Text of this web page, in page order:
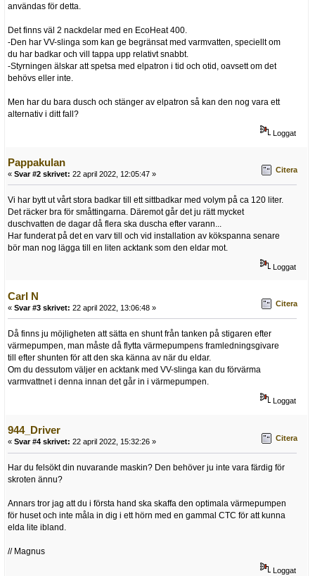
användas för detta.
Det finns väl 2 nackdelar med en EcoHeat 400.
-Den har VV-slinga som kan ge begränsat med varmvatten, speciellt om
du har badkar och vill tappa upp relativt snabbt.
-Styrningen älskar att spetsa med elpatron i tid och otid, oavsett om det
behövs eller inte.
Men har du bara dusch och stänger av elpatron så kan den nog vara ett
alternativ i ditt fall?
Loggat
Pappakulan
« Svar #2 skrivet: 22 april 2022, 12:05:47 » Citera
Vi har bytt ut vårt stora badkar till ett sittbadkar med volym på ca 120 liter.
Det räcker bra för småttingarna. Däremot går det ju rätt mycket
duschvatten de dagar då flera ska duscha efter varann...
Har funderat på det en varv till och vid installation av kökspanna senare
bör man nog lägga till en liten acktank som den eldar mot.
Loggat
Carl N
« Svar #3 skrivet: 22 april 2022, 13:06:48 » Citera
Då finns ju möjligheten att sätta en shunt från tanken på stigaren efter
värmepumpen, man måste då flytta värmepumpens framledningsgivare
till efter shunten för att den ska känna av när du eldar.
Om du dessutom väljer en acktank med VV-slinga kan du förvärma
varmvattnet i denna innan det går in i värmepumpen.
Loggat
944_Driver
« Svar #4 skrivet: 22 april 2022, 15:32:26 » Citera
Har du felsökt din nuvarande maskin? Den behöver ju inte vara färdig för
skroten ännu?
Annars tror jag att du i första hand ska skaffa den optimala värmepumpen
för huset och inte måla in dig i ett hörn med en gammal CTC för att kunna
elda lite ibland.
// Magnus
Loggat